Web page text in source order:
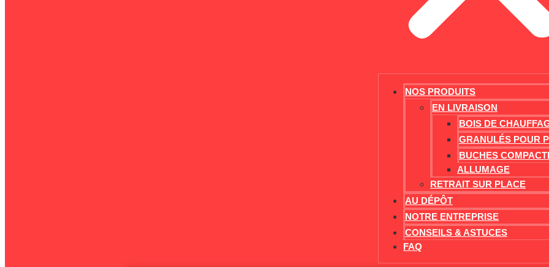
NOS PRODUITS
EN LIVRAISON
BOIS DE
GRANULÉS POUR
BUCHES
ALLUMAGE
RETRAIT SUR PLACE
AU DÉPÔT
NOTRE ENTREPRISE
CONSEILS & ASTUCES
FAQ